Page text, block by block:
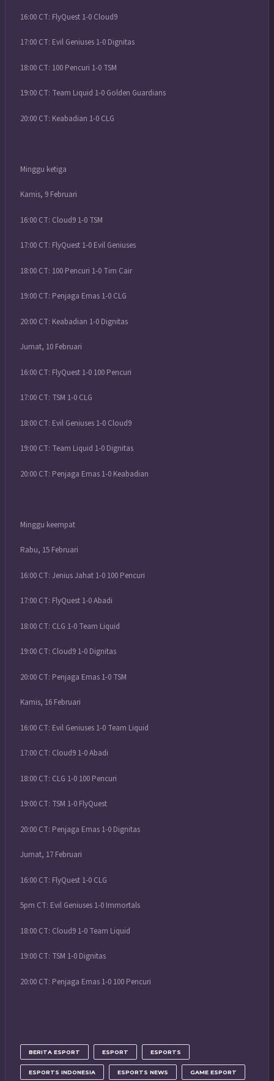
16:00 CT: FlyQuest 1-0 Cloud9
17:00 CT: Evil Geniuses 1-0 Dignitas
18:00 CT: 100 Pencuri 1-0 TSM
19:00 CT: Team Liquid 1-0 Golden Guardians
20:00 CT: Keabadian 1-0 CLG
Minggu ketiga
Kamis, 9 Februari
16:00 CT: Cloud9 1-0 TSM
17:00 CT: FlyQuest 1-0 Evil Geniuses
18:00 CT: 100 Pencuri 1-0 Tim Cair
19:00 CT: Penjaga Emas 1-0 CLG
20:00 CT: Keabadian 1-0 Dignitas
Jumat, 10 Februari
16:00 CT: FlyQuest 1-0 100 Pencuri
17:00 CT: TSM 1-0 CLG
18:00 CT: Evil Geniuses 1-0 Cloud9
19:00 CT: Team Liquid 1-0 Dignitas
20:00 CT: Penjaga Emas 1-0 Keabadian
Minggu keempat
Rabu, 15 Februari
16:00 CT: Jenius Jahat 1-0 100 Pencuri
17:00 CT: FlyQuest 1-0 Abadi
18:00 CT: CLG 1-0 Team Liquid
19:00 CT: Cloud9 1-0 Dignitas
20:00 CT: Penjaga Emas 1-0 TSM
Kamis, 16 Februari
16:00 CT: Evil Geniuses 1-0 Team Liquid
17:00 CT: Cloud9 1-0 Abadi
18:00 CT: CLG 1-0 100 Pencuri
19:00 CT: TSM 1-0 FlyQuest
20:00 CT: Penjaga Emas 1-0 Dignitas
Jumat, 17 Februari
16:00 CT: FlyQuest 1-0 CLG
5pm CT: Evil Geniuses 1-0 Immortals
18:00 CT: Cloud9 1-0 Team Liquid
19:00 CT: TSM 1-0 Dignitas
20:00 CT: Penjaga Emas 1-0 100 Pencuri
BERITA ESPORT ESPORT ESPORTS
ESPORTS INDONESIA ESPORTS NEWS GAME ESPORT